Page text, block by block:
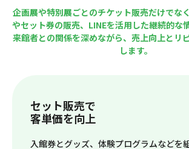
企画展や特別展ごとのチケット販売だけでな
やセット券の販売、LINEを活用した継続的な
来館者との関係を深めながら、売上向上とリ
します。
セット販売で
客単価を向上
入館券とグッズ、体験プログラムなどを